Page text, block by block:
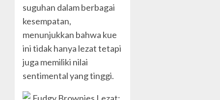
suguhan dalam berbagai
kesempatan,
menunjukkan bahwa kue
ini tidak hanya lezat tetapi
juga memiliki nilai
sentimental yang tinggi.